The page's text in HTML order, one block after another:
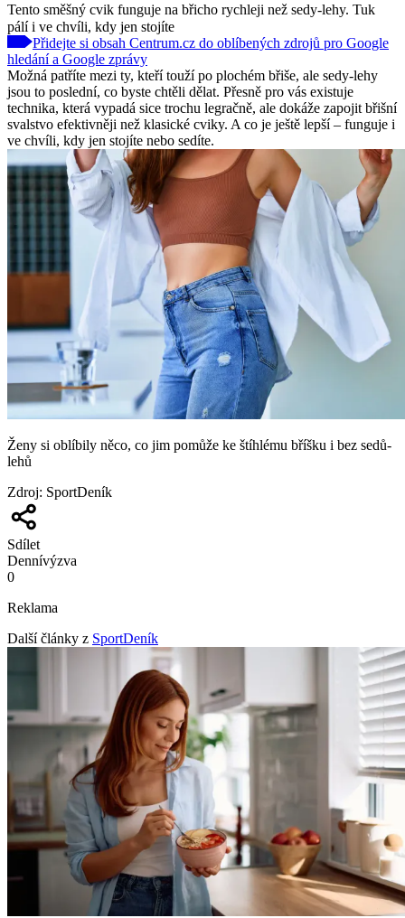
Tento směšný cvik funguje na břicho rychleji než sedy-lehy. Tuk
pálí i ve chvíli, kdy jen stojíte
Přidejte si obsah Centrum.cz do oblíbených zdrojů pro Google
hledání a Google zprávy
Možná patříte mezi ty, kteří touží po plochém břiše, ale sedy-lehy
jsou to poslední, co byste chtěli dělat. Přesně pro vás existuje
technika, která vypadá sice trochu legračně, ale dokáže zapojit břišní
svalstvo efektivněji než klasické cviky. A co je ještě lepší – funguje i
ve chvíli, kdy jen stojíte nebo sedíte.
Ženy si oblíbily něco, co jim pomůže ke štíhlému bříšku i bez sedů-
lehů
Zdroj: SportDeník
Sdílet
Dennívýzva
0
Reklama
Další články z SportDeník